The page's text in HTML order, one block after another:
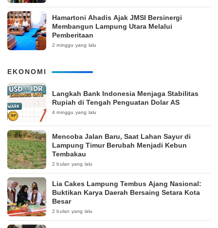
Hamartoni Ahadis Ajak JMSI Bersinergi
Membangun Lampung Utara Melalui
Pemberitaan
2 minggu yang lalu
EKONOMI
Langkah Bank Indonesia Menjaga Stabilitas
Rupiah di Tengah Penguatan Dolar AS
4 minggu yang lalu
Mencoba Jalan Baru, Saat Lahan Sayur di
Lampung Timur Berubah Menjadi Kebun
Tembakau
2 bulan yang lalu
Lia Cakes Lampung Tembus Ajang Nasional:
Buktikan Karya Daerah Bersaing Setara Kota
Besar
2 bulan yang lalu